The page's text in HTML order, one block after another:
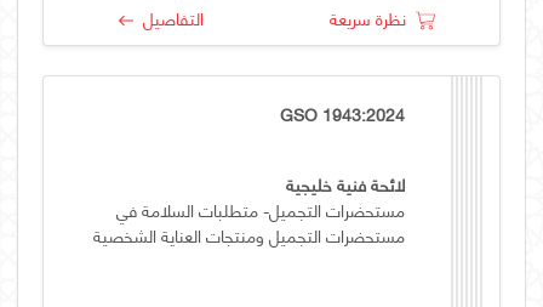
نظرة سريعة التفاصيل
GSO 1943:2024
لائحة فنية خليجية
مستحضرات التجميل- متطلبات السلامة في
مستحضرات التجميل ومنتجات العناية الشخصية